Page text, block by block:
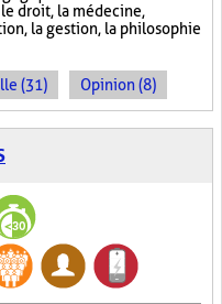
droit, la médecine,
la gestion, la philosophie
(31) Opinion (8)